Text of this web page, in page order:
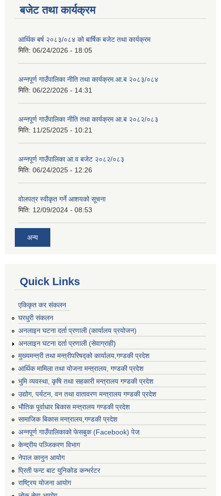
बजेट तथा कार्यक्रम
आर्थिक बर्ष २०८३/०८४ को बार्षिक बजेट तथा कार्यक्रम
मिति: 06/24/2026 - 18:05
अन्नपूर्ण गाउँपालिका नीति तथा कार्यक्रम आ.ब २०८३/०८४
मिति: 06/22/2026 - 14:31
अन्नपूर्ण गाउँपालिका नीति तथा कार्यक्रम आ.ब २०८२/०८३
मिति: 11/25/2025 - 10:21
अन्नपूर्ण गाउँपालिका आ.व बजेट २०८२/०८३
मिति: 06/24/2025 - 12:26
वोलपत्र स्वीकृत गर्ने आशयको सूचना
मिति: 12/09/2024 - 08:53
अन्य
Quick Links
एकिकृत कर संकलन
घरधुरी संकलन
अनलाइन घटना दर्ता प्रणाली (कार्यालय प्रयोजन)
अनलाइन घटना दर्ता प्रणाली (सेवाग्राही)
मुख्यमन्त्री तथा मन्त्रीपरिषद्को कार्यालय,गण्डकी प्रदेश
आर्थिक मामिला तथा योजना मन्त्रालय, गण्डकी प्रदेश
भुमि व्यवस्था, कृषि तथा सहकारी मन्त्रालय गण्डकी प्रदेश
उद्योग, पर्यटन, वन तथा वातावरण मन्त्रालय गण्डकी प्रदेश
भौतिक पूर्वाधार बिकास मन्त्रालय गण्डकी प्रदेश
सामाजिक बिकास मन्त्रालय,गण्डकी प्रदेश
अन्नपूर्ण गाउँपालिकाको फेसबुक (Facebook) पेज
केन्द्रीय पञ्जिकरण विभाग
नेपाल कानुन आयोग
प्रिती फन्ट बाट युनिकोड कन्भर्रटर
राष्ट्रिय योजना आयोग